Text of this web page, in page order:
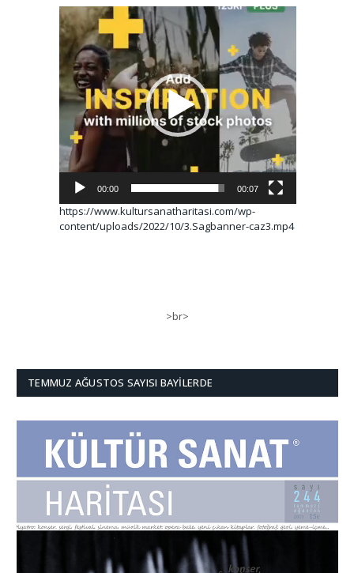
Video
oynatıcı
00:00 00:07
https://www.kultursanatharitasi.com/wp-
content/uploads/2022/10/3.Sagbanner-caz3.mp4
>br>
TEMMUZ AĞUSTOS SAYISI BAYILERDE